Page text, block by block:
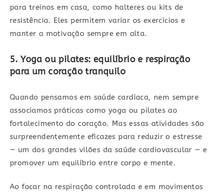
para treinos em casa, como halteres ou kits de
resistência. Eles permitem variar os exercícios e
manter a motivação sempre em alta.
5. Yoga ou pilates: equilíbrio e respiração
para um coração tranquilo
Quando pensamos em saúde cardíaca, nem sempre
associamos práticas como yoga ou pilates ao
fortalecimento do coração. Mas essas atividades são
surpreendentemente eficazes para reduzir o estresse
— um dos grandes vilões da saúde cardiovascular — e
promover um equilíbrio entre corpo e mente.
Ao focar na respiração controlada e em movimentos